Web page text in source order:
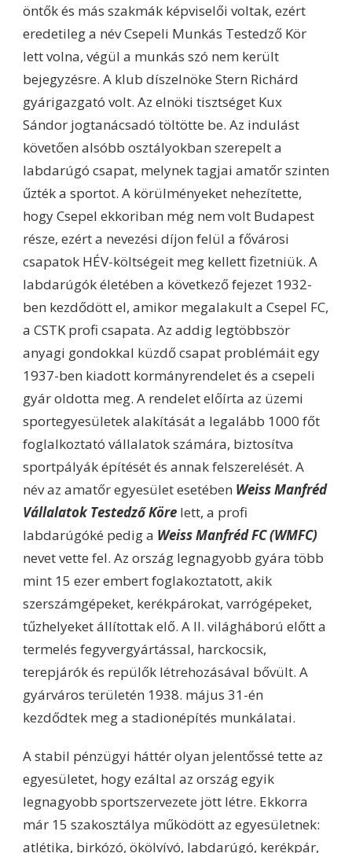
öntők és más szakmák képviselői voltak, ezért
eredetileg a név Csepeli Munkás Testedző Kör
lett volna, végül a munkás szó nem került
bejegyzésre. A klub díszelnöke Stern Richárd
gyárigazgató volt. Az elnöki tisztséget Kux
Sándor jogtanácsadó töltötte be. Az indulást
követően alsóbb osztályokban szerepelt a
labdarúgó csapat, melynek tagjai amatőr szinten
űzték a sportot. A körülményeket nehezítette,
hogy Csepel ekkoriban még nem volt Budapest
része, ezért a nevezési díjon felül a fővárosi
csapatok HÉV-költségeit meg kellett fizetniük. A
labdarúgók életében a következő fejezet 1932-
ben kezdődött el, amikor megalakult a Csepel FC,
a CSTK profi csapata. Az addig legtöbbször
anyagi gondokkal küzdő csapat problémáit egy
1937-ben kiadott kormányrendelet és a csepeli
gyár oldotta meg. A rendelet előírta az üzemi
sportegyesületek alakítását a legalább 1000 főt
foglalkoztató vállalatok számára, biztosítva
sportpályák építését és annak felszerelését. A
név az amatőr egyesület esetében Weiss Manfréd
Vállalatok Testedző Köre lett, a profi
labdarúgóké pedig a Weiss Manfréd FC (WMFC)
nevet vette fel. Az ország legnagyobb gyára több
mint 15 ezer embert foglakoztatott, akik
szerszámgépeket, kerékpárokat, varrógépeket,
tűzhelyeket állítottak elő. A II. világháború előtt a
termelés fegyvergyártással, harckocsik,
terepjárók és repülők létrehozásával bővült. A
gyárváros területén 1938. május 31-én
kezdődtek meg a stadionépítés munkálatai.
A stabil pénzügyi háttér olyan jelentőssé tette az
egyesületet, hogy ezáltal az ország egyik
legnagyobb sportszervezete jött létre. Ekkorra
már 15 szakosztálya működött az egyesületnek:
atlétika, birkózó, ökölvívó, labdarúgó, kerékpár,